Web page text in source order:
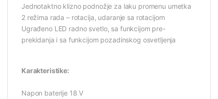
Jednotaktno klizno podnožje za laku promenu umetka
2 režima rada – rotacija, udaranje sa rotacijom
Ugrađeno LED radno svetlo, sa funkcijom pre-
prekidanja i sa funkcijom pozadinskog osvetljenja
Karakteristike:
Napon baterije 18 V